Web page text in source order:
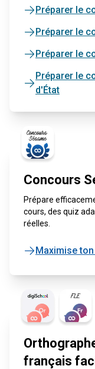
Préparer le
Préparer le
Préparer le
Préparer le
d'État
Concours
Prépare
cours, des quiz
réelles.
Maximise
français